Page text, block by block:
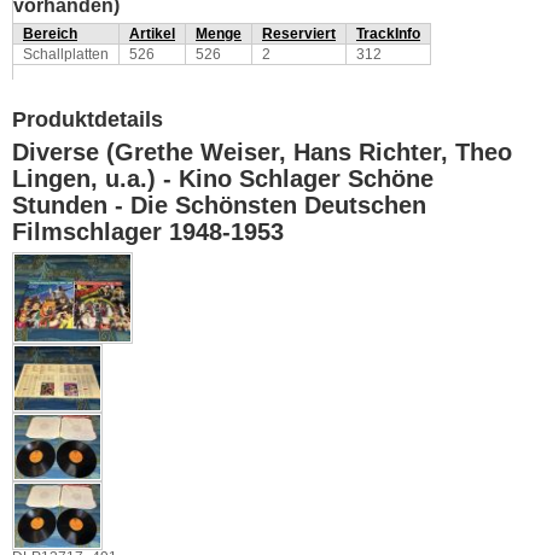
vorhanden)
Bereich Artikel Menge Reserviert
TrackInfo
Schallplatten
526 526 2 312
Produktdetails
Diverse (Grethe Weiser, Hans Richter, Theo
Lingen, u.a.) - Kino Schlager Schöne
Stunden - Die Schönsten Deutschen
Filmschlager 1948-1953